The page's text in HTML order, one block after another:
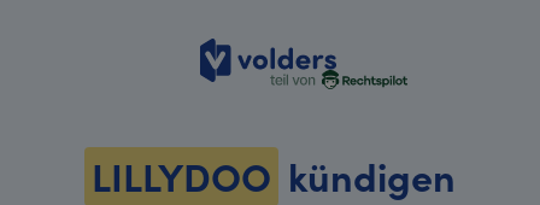
volders
LILLYDOO kündigen